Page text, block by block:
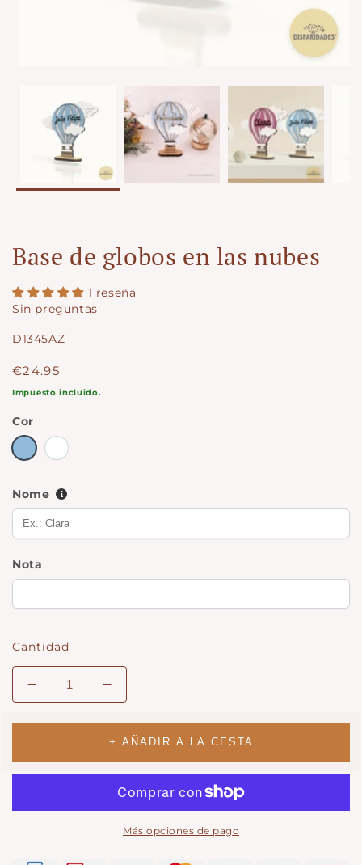
Base de globos en las nubes
1 reseña
Sin preguntas
SKU:
D1345AZ
Precio
regular
€24.95
Impuesto incluido.
Cor
Azul rosa
Nome
Nota
Cantidad
Disminuir
la
cantidad
Base
de
en
Aumentar
cantidad
para
Base
de
globos
en
las
nubes
+ AÑADIR A LA CESTA
Más opciones de pago